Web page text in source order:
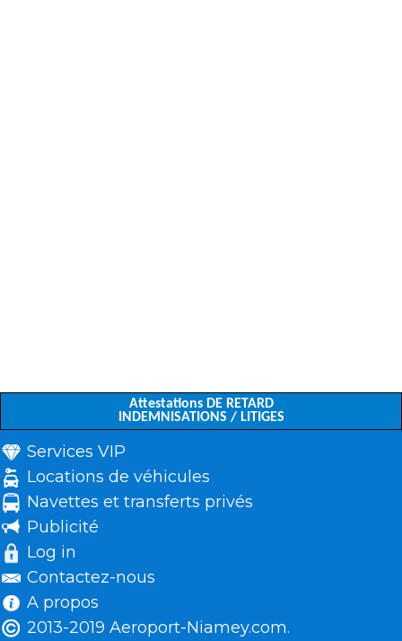
Attestations DE RETARD
INDEMNISATIONS / LITIGES
Services VIP
Locations de véhicules
Navettes et transferts privés
Publicité
Log in
Contactez-nous
A propos
2013-2019 Aeroport-Niamey.com.